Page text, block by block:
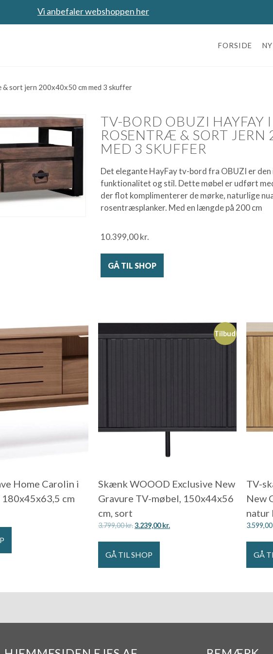
Vi anbefaler webshoppen her
FORSIDE
sort jern 200x40x50 cm med 3 skuffer
TV-BORD OBUZI HAYFAY
ROSENTRÆ & SORT
MED 3 SKUFFER
Det elegante HayFay tv-bord fra OBUZI er
funktionalitet og stil. Dette møbel er udført
der flot komplimenterer de mørke, naturlige
rosentræsplanker. Med en længde på 200 cm
10.399,00kr.
GÅ TIL SHOP
Home Carolin i
cm
Tilbud
Skænk WOOOD Exclusive New
Gravure TV-møbel, 150x44x56
cm, sort
3.799,00kr.3.239,00kr.
GÅ TIL SHOP
TV-
New
natur
3.599,00
GÅ